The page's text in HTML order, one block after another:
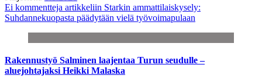
Ei kommentteja artikkeliin Starkin ammattilaiskysely:
Suhdannekuopasta päädytään vielä työvoimapulaan
Rakennustyö Salminen laajentaa Turun seudulle –
aluejohtajaksi Heikki Malaska